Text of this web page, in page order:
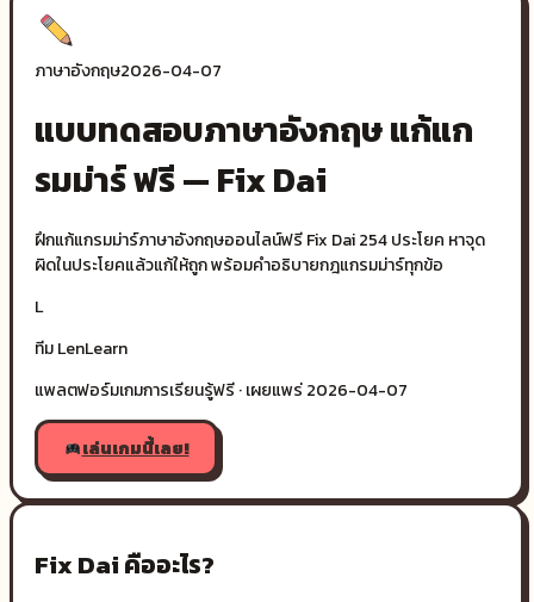
ภาษาอังกฤษ2026-04-07
แบบทดสอบภาษาอังกฤษ แก้แก
รมม่าร์ ฟรี — Fix Dai
ฝึกแก้แกรมม่าร์ภาษาอังกฤษออนไลน์ฟรี Fix Dai 254 ประโยค หาจุด
ผิดในประโยคแล้วแก้ให้ถูก พร้อมคำอธิบายกฎแกรมม่าร์ทุกข้อ
L
ทีม LenLearn
แพลตฟอร์มเกมการเรียนรู้ฟรี · เผยแพร่2026-04-07
เล่นเกมนี้เลย!
Fix Dai คืออะไร?